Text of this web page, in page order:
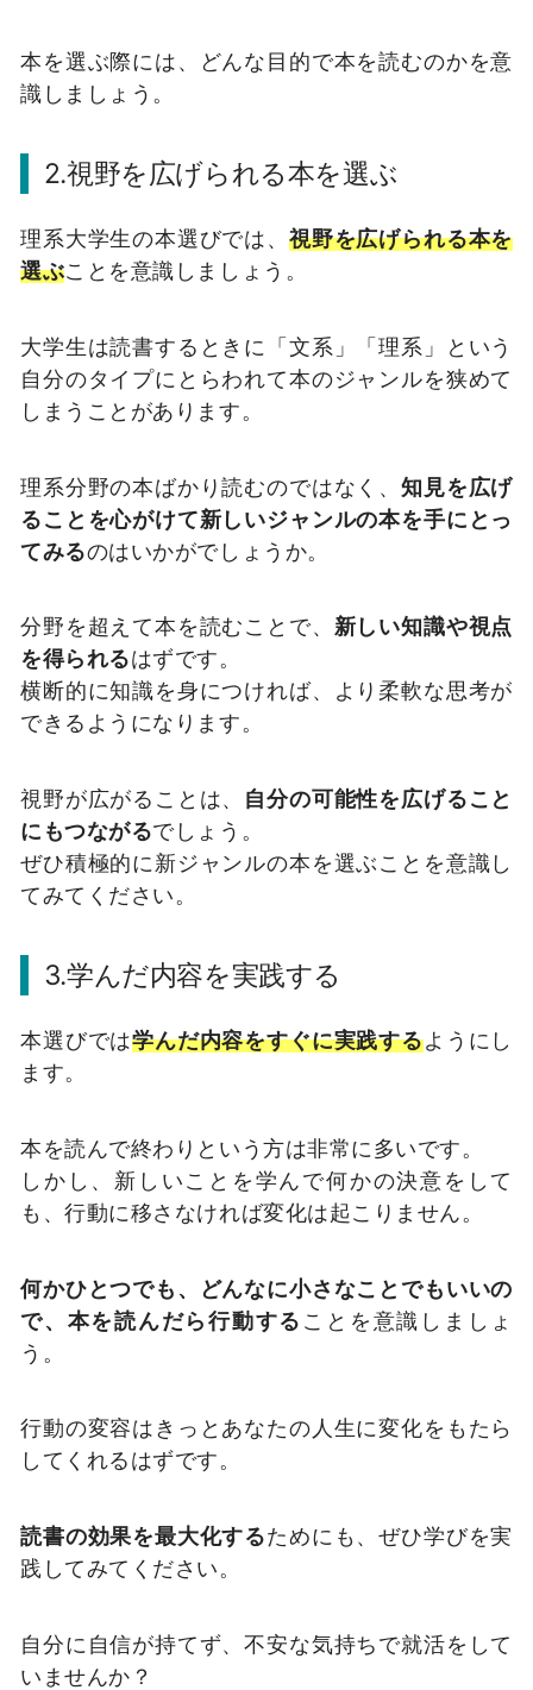
本を選ぶ際には、どんな目的で本を読むのかを意
識しましょう。
2.視野を広げられる本を選ぶ
理系大学生の本選びでは、 視野を広げられる本を
選ぶことを意識しましょう。
大学生は読書するときに「文系」「理系」という
自分のタイプにとらわれて本のジャンルを狭めて
しまうことがあります。
理系分野の本ばかり読むのではなく、知見を広げ
ることを心がけて新しいジャンルの本を手にとっ
てみるのはいかがでしょうか。
分野を超えて本を読むことで、 新しい知識や視点
を得られるはずです。
横断的に知識を身につければ、より柔軟な思考が
できるようになります。
視野が広がることは、 自分の可能性を広げること
にもつながるでしょう。
ぜひ積極的に新ジャンルの本を選ぶことを意識し
てみてください。
3.学んだ内容を実践する
本選びでは学んだ内容をすぐに実践するようにし
ます。
本を読んで終わりという方は非常に多いです。
しかし、新しいことを学んで何かの決意をして
も、行動に移さなければ変化は起こりません。
何かひとつでも、どんなに小さなことでもいいの
で、本を読んだら行動する ことを意識しましょ
う。
行動の変容はきっとあなたの人生に変化をもたら
してくれるはずです。
読書の効果を最大化するためにも、ぜひ学びを実
践してみてください。
自分に自信が持てず、不安な気持ちで就活をして
いませんか？